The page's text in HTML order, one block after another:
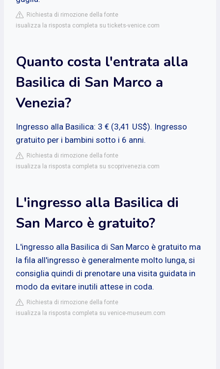
Richiesta di rimozione della fonte
isualizza la risposta completa su tickets-venice.com
Quanto costa l'entrata alla
Basilica di San Marco a
Venezia?
Ingresso alla Basilica: 3 € (3,41 US$). Ingresso
gratuito per i bambini sotto i 6 anni.
Richiesta di rimozione della fonte
isualizza la risposta completa su scoprivenezia.com
L'ingresso alla Basilica di
San Marco è gratuito?
L'ingresso alla Basilica di San Marco è gratuito ma
la fila all'ingresso è generalmente molto lunga, si
consiglia quindi di prenotare una visita guidata in
modo da evitare inutili attese in coda.
Richiesta di rimozione della fonte
isualizza la risposta completa su venice-museum.com